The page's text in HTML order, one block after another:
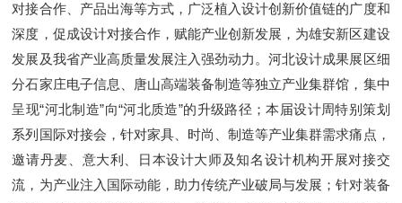
对接合作、产品出海等方式，广泛植入设计创新价值链的广度和
深度，促成设计对接合作，赋能产业创新发展，为雄安新区建设
发展及我省产业高质量发展注入强劲动力。河北设计成果展区细
分石家庄电子信息、唐山高端装备制造等独立产业集群馆，集中
呈现“河北制造”向“河北质造”的升级路径；本届设计周特别策划
系列国际对接会，针对家具、时尚、制造等产业集群需求痛点，
邀请丹麦、意大利、日本设计大师及知名设计机构开展对接交
流，为产业注入国际动能，助力传统产业破局与发展；针对装备